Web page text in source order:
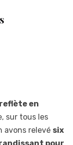
en
sur tous les
avons relevé six
pour